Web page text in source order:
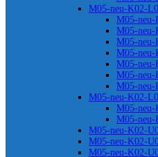
M05-neu-K02-
M05-neu-
M05-neu-
M05-neu-
M05-neu-
M05-neu-
M05-neu-
M05-neu-
M05-neu-K02-
M05-neu-
M05-neu-
M05-neu-K02-
M05-neu-K02-
M05-neu-K02-